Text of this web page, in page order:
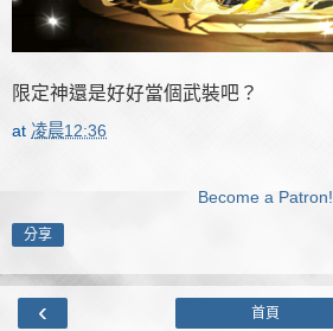
限定神還是好好當個武裝吧？
at 凌晨12:36
Become a Patron!
分享
‹ 首頁